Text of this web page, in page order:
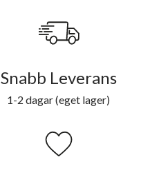
Snabb Leverans
1-2 dagar (eget lager)